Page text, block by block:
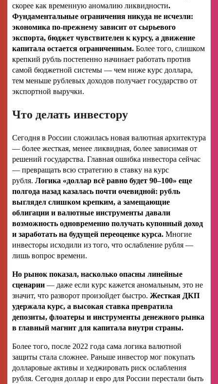
скорее как временную аномалию ликвидности.
Фундаментальные ограничения никуда не исчезли:
экономика по-прежнему зависит от сырьевого
экспорта, бюджет чувствителен к курсу, а движение
капитала остается ограниченным. Более того, слишком
крепкий рубль постепенно начинает работать против
самой бюджетной системы — чем ниже курс доллара,
тем меньше рублевых доходов получает государство от
экспортной выручки.
Что делать инвестору
Сегодня в России сложилась новая валютная архитектура
— более жесткая, менее ликвидная, более зависимая от
решений государства. Главная ошибка инвестора сейчас
— превращать всю стратегию в ставку на курс
рубля. Логика «доллар всё равно будет 90–100» еще
полгода назад казалась почти очевидной: рубль
выглядел слишком крепким, а замещающие
облигации и валютные инструменты давали
возможность одновременно получать купонный доход
и заработать на будущей переоценке курса. Многие
инвесторы исходили из того, что ослабление рубля —
лишь вопрос времени.
Но рынок показал, насколько опасны линейные
сценарии — даже если курс кажется аномальным, это не
значит, что разворот произойдет быстро. Жесткая ДКП
удержала курс, а высокая ставка превратила
депозиты, флоатеры и инструменты денежного рынка
в главный магнит для капитала внутри страны.
Более того, после 2022 года сама логика валютной
защиты стала сложнее. Раньше инвестор мог покупать
долларовые активы и хеджировать риск ослабления
рубля. Сегодня доллар и евро для России перестали быть